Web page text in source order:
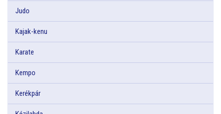
Judo
Kajak-kenu
Karate
Kempo
Kerékpár